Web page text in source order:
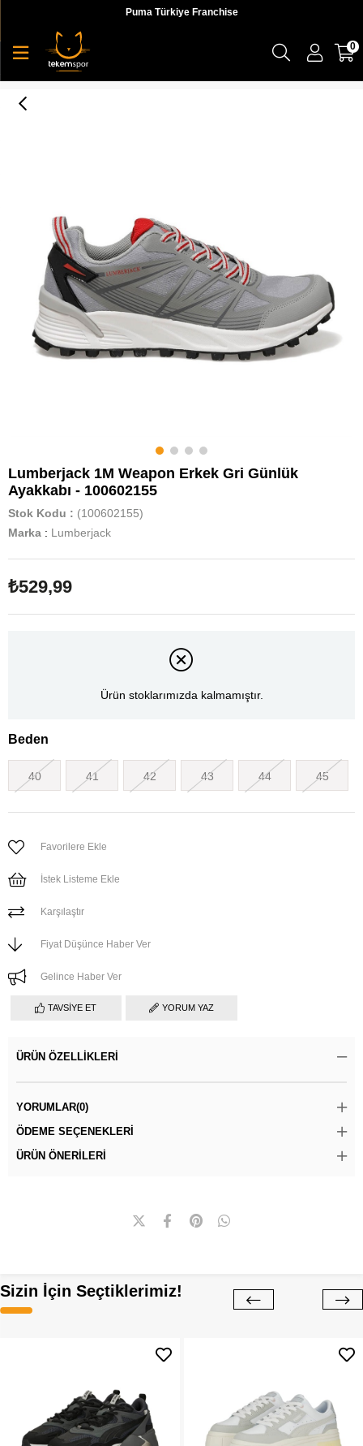
Puma Türkiye Franchise
0
Lumberjack 1M Weapon Erkek Gri Günlük
Ayakkabı - 100602155
Stok Kodu
(100602155)
Marka : Lumberjack
₺529,99
Ürün stoklarımızda kalmamıştır.
Beden
40 41 42 43 44 45
Favorilere Ekle
İstek Listeme Ekle
Karşılaştır
Fiyat Düşünce Haber Ver
Gelince Haber Ver
TAVSIYE ET YORUM YAZ
ÜRÜN ÖZELLIKLERI
YORUMLAR(0)
ÖDEME SEÇENEKLERI
ÜRÜN ÖNERILERI
Sizin İçin Seçtiklerimiz!